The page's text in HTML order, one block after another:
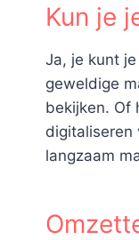
Kun je
Ja, je kunt
geweldige
bekijken. Of
digitaliseren
langzaam